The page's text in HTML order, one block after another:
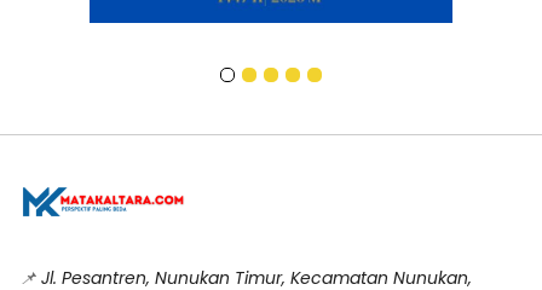
📌 Jl. Pesantren, Nunukan Timur, Kecamatan Nunukan,